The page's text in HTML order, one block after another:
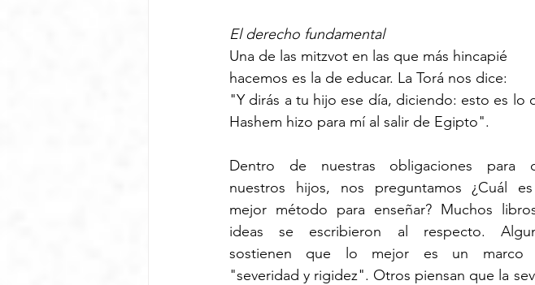
El derecho fundamental
Una de las mitzvot en las que más hincapié
hacemos es la de educar. La Torá nos dice:
"Y dirás a tu hijo ese día, diciendo: esto es lo
Hashem hizo para mí al salir de Egipto".
Dentro de nuestras obligaciones para
nuestros hijos, nos preguntamos ¿Cuál
mejor método para enseñar? Muchos
ideas se escribieron al respecto.
sostienen que lo mejor es un marco
"severidad y rigidez". Otros piensan que la